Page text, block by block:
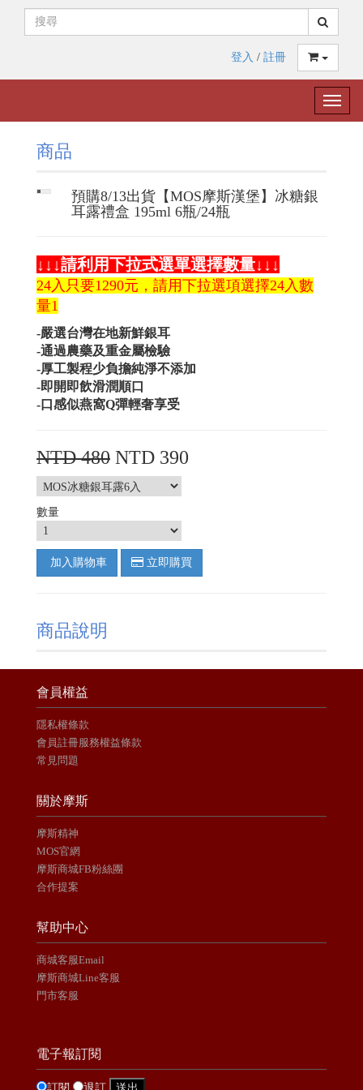
登入 / 註冊
Toggle
商品
預購8/13出貨【MOS摩斯漢堡】冰糖銀
耳露禮盒 195ml 6瓶/24瓶
↓↓↓請利用下拉式選單選擇數量↓↓↓
24入只要1290元，請用下拉選項選擇24入數
量1
-嚴選台灣在地新鮮銀耳
-通過農藥及重金屬檢驗
-厚工製程少負擔純淨不添加
-即開即飲滑潤順口
-口感似燕窩Q彈輕奢享受
NTD 480 NTD 390
數量
加入購物車 立即購買
商品說明
會員權益
隱私權條款
會員註冊服務權益條款
常見問題
關於摩斯
摩斯精神
MOS官網
摩斯商城FB粉絲團
合作提案
幫助中心
商城客服Email
摩斯商城Line客服
門市客服
電子報訂閱